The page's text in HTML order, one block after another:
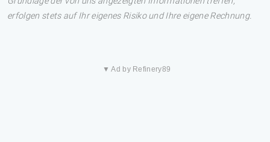
erfolgen stets auf Ihr eigenes Risiko und Ihre eigene Rechnung.
▼ Ad by Refinery89